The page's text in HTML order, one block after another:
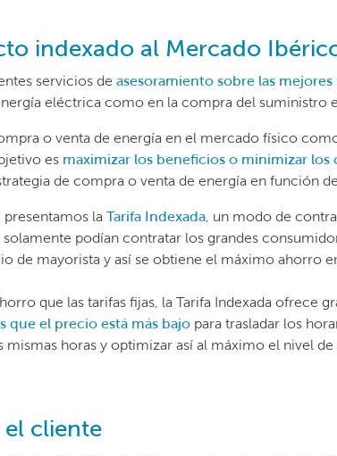
indexado al Mercado
servicios deasesoramiento sobre las
eléctrica como en la compra del suministro
o venta de energía en el mercado físico
es maximizar los beneficios o minimizar los
de compra o venta de energía en función
presentamos la Tarifa Indexada, un modo de
podían contratar los grandes
de mayorista y así se obtiene el máximo ahorro
que las tarifas fijas, la Tarifa Indexada ofrece
que el precio está más bajo para trasladar los
mismas horas y optimizar así al máximo el nivel
el cliente